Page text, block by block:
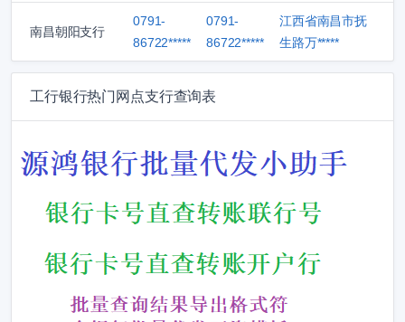
南昌朝阳支行
0791-
86722*****
0791-
86722*****
江西省南昌市抚
生路万*****
工行银行热门网点支行查询表